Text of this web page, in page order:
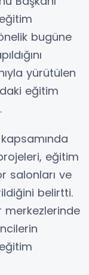
bugüne
yürütülen
eğitim
eğitim
salonları ve
belirtti.
merkezlerinde